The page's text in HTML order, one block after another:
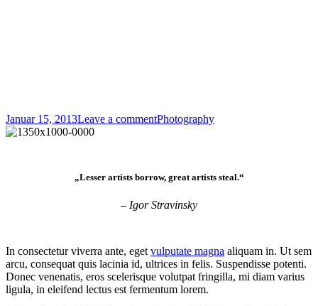
Januar 15, 2013Leave a commentPhotography
„Lesser artists borrow, great artists steal.“
– Igor Stravinsky
In consectetur viverra ante, eget vulputate magna aliquam in. Ut sem
arcu, consequat quis lacinia id, ultrices in felis. Suspendisse potenti.
Donec venenatis, eros scelerisque volutpat fringilla, mi diam varius
ligula, in eleifend lectus est fermentum lorem.